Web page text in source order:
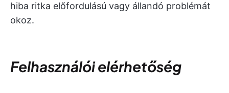
hiba ritka előfordulású vagy állandó problémát
okoz.
Felhasználói elérhetőség